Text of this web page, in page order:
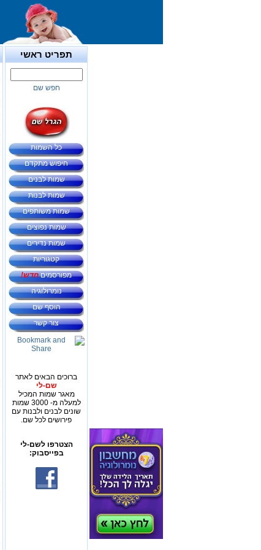
תפריט ראשי
חפש שם
כל השמות
חיפוש מתקדם
שמות לבנים
שמות לבנות
שמות משותפים
שמות נפוצים
שמות נדירים
קטגוריות
מפורסמיםחדש!
נומרולוגיה
הוסף שם
צור קשר
ברוכים הבאים לאתר
שם-לי
מאגר שמות המכיל
למעלה מ- 3000 שמות
שונים לבנים ולבנות עם
פירושים לכל שם.
הצטרפו לשם-לי
בפייסבוק: